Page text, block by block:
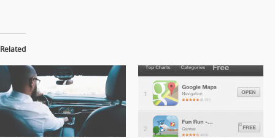
Related